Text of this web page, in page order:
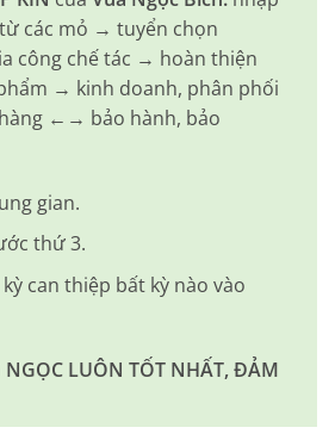
các mỏ → tuyển chọn
công chế tác → hoàn thiện
→ kinh doanh, phân phối
←→ bảo hành, bảo
gian.
thứ 3.
can thiệp bất kỳ nào vào
LUÔN TỐT NHẤT, ĐẢM